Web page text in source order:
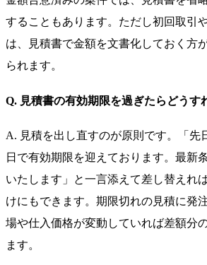
することもあります。ただし初回取引
は、見積書で金額を文書化しておく方
られます。
Q. 見積書の有効期限を過ぎたらどうす
A. 見積を出し直すのが原則です。「先
日で有効期限を迎えております。最新
いたします」と一言添えて差し替えれ
けにもできます。期限切れの見積に発
場や仕入価格が変動していれば差額分
ます。